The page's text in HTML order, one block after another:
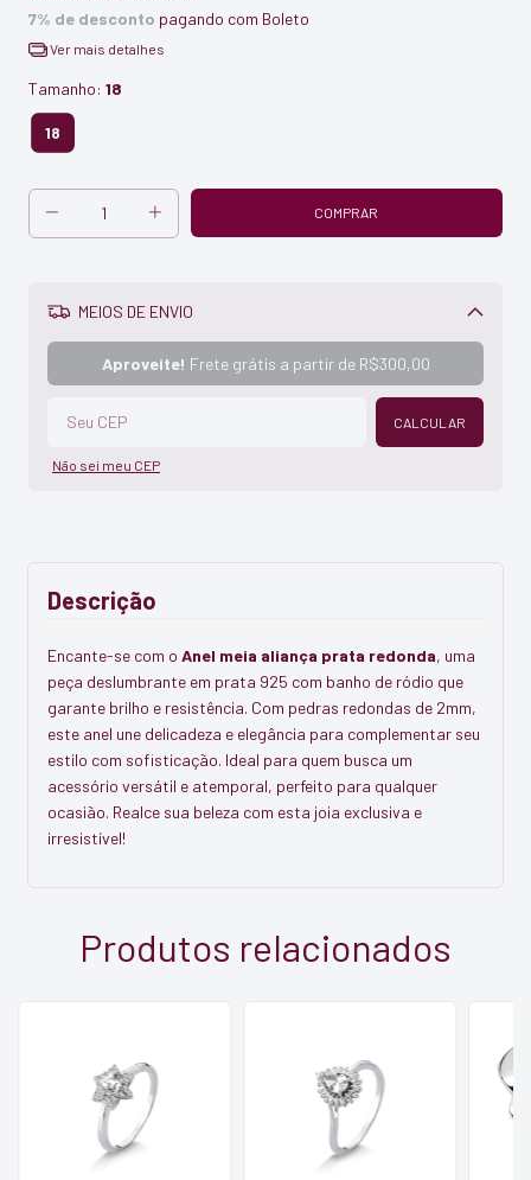
7% de desconto pagando com Boleto
Ver mais detalhes
Tamanho: 18
18
MEIOS DE ENVIO
Aproveite! Frete grátis a partir de R$300,00
CALCULAR
Não sei meu CEP
Descrição
Encante-se com o Anel meia aliança prata redonda, uma
peça deslumbrante em prata 925 com banho de ródio que
garante brilho e resistência. Com pedras redondas de 2mm,
este anel une delicadeza e elegância para complementar seu
estilo com sofisticação. Ideal para quem busca um
acessório versátil e atemporal, perfeito para qualquer
ocasião. Realce sua beleza com esta joia exclusiva e
irresistível!
Produtos relacionados